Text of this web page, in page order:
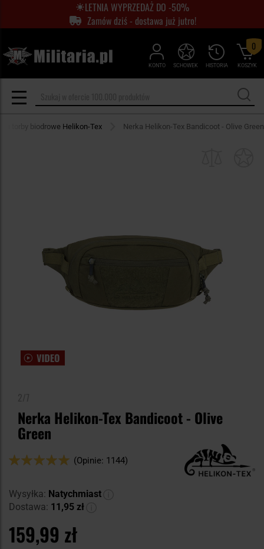
LETNIA WYPRZEDAŻ DO -50%
Zamów dziś - dostawa już jutro!
KONTO HISTORIA
SCHOWEK KOSZYK
0
i torby biodrowe Helikon-Tex Nerka Helikon-Tex Bandicoot - Olive Green
Nerka Helikon-Tex Bandicoot - Olive
Green
Ocena:
(Opinie: 1144)
Wysyłka: Natychmiast
Dostawa: 11,95 zł
159,99 zł